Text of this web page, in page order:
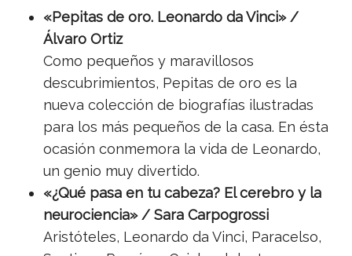
«Pepitas de oro. Leonardo da Vinci» /
Álvaro Ortiz
Como pequeños y maravillosos
descubrimientos, Pepitas de oro es la
nueva colección de biografías ilustradas
para los más pequeños de la casa. En ésta
ocasión conmemora la vida de Leonardo,
un genio muy divertido.
«¿Qué pasa en tu cabeza? El cerebro y la
neurociencia» / Sara Carpogrossi
Aristóteles, Leonardo da Vinci, Paracelso,